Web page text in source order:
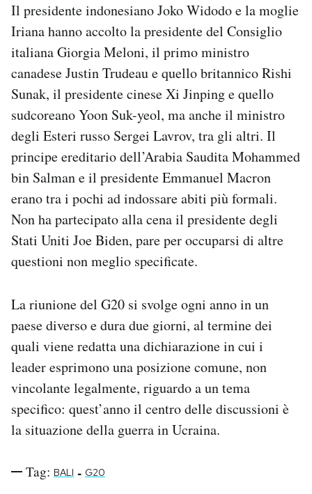
Il presidente indonesiano Joko Widodo e la moglie
Iriana hanno accolto la presidente del Consiglio
italiana Giorgia Meloni, il primo ministro
canadese Justin Trudeau e quello britannico Rishi
Sunak, il presidente cinese Xi Jinping e quello
sudcoreano Yoon Suk-yeol, ma anche il ministro
degli Esteri russo Sergei Lavrov, tra gli altri. Il
principe ereditario dell’Arabia Saudita Mohammed
bin Salman e il presidente Emmanuel Macron
erano tra i pochi ad indossare abiti più formali.
Non ha partecipato alla cena il presidente degli
Stati Uniti Joe Biden, pare per occuparsi di altre
questioni non meglio specificate.
La riunione del G20 si svolge ogni anno in un
paese diverso e dura due giorni, al termine dei
quali viene redatta una dichiarazione in cui i
leader esprimono una posizione comune, non
vincolante legalmente, riguardo a un tema
specifico: quest’anno il centro delle discussioni è
la situazione della guerra in Ucraina.
Tag: BALI - G20